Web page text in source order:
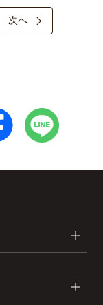
ト3,000円分を贈
もらえるキャン
次へ